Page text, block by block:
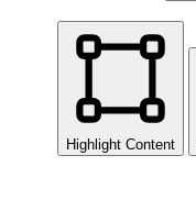
Highlight Content